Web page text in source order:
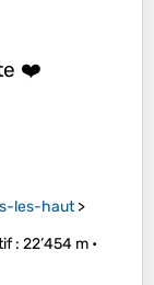
❤️
les-haut>
: 22’454 m •